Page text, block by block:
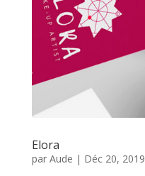
Elora
par Aude | Déc 20, 2019